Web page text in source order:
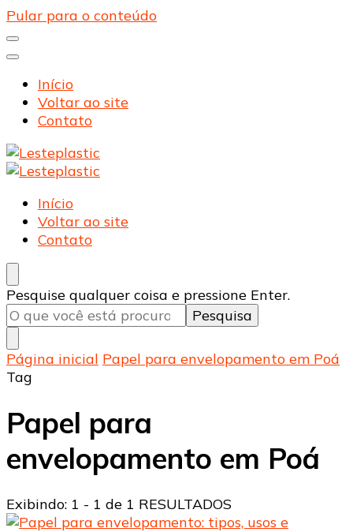
Pular para o conteúdo
Início
Voltar ao site
Contato
Lesteplastic
Blog – Lesteplastic
Lesteplastic
Blog – Lesteplastic
Início
Voltar ao site
Contato
Procurando
algo?
Pesquise qualquer coisa e pressione Enter.
Página inicial Papel para envelopamento em Poá
Tag
Papel para
envelopamento em Poá
Exibindo: 1 - 1 de 1 RESULTADOS